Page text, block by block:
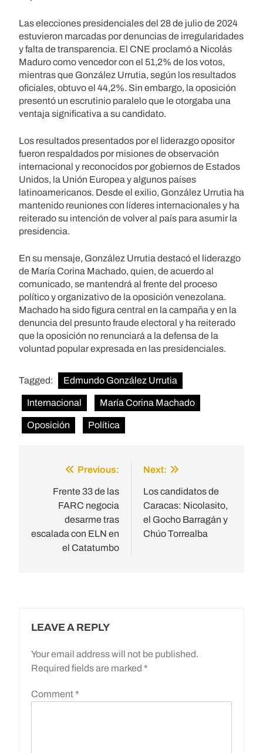
Las elecciones presidenciales del 28 de julio de 2024
estuvieron marcadas por denuncias de irregularidades
y falta de transparencia. El CNE proclamó a Nicolás
Maduro como vencedor con el 51,2% de los votos,
mientras que González Urrutia, según los resultados
oficiales, obtuvo el 44,2%. Sin embargo, la oposición
presentó un escrutinio paralelo que le otorgaba una
ventaja significativa a su candidato.
Los resultados presentados por el liderazgo opositor
fueron respaldados por misiones de observación
internacional y reconocidos por gobiernos de Estados
Unidos, la Unión Europea y algunos países
latinoamericanos. Desde el exilio, González Urrutia ha
mantenido reuniones con líderes internacionales y ha
reiterado su intención de volver al país para asumir la
presidencia.
En su mensaje, González Urrutia destacó el liderazgo
de María Corina Machado, quien, de acuerdo al
comunicado, se mantendrá al frente del proceso
político y organizativo de la oposición venezolana.
Machado ha sido figura central en la campaña y en la
denuncia del presunto fraude electoral y ha reiterado
que la oposición no renunciará a la defensa de la
voluntad popular expresada en las presidenciales.
Tagged: Edmundo González Urrutia
Internacional María Corina Machado
Oposición Política
navigation
Previous:
Frente 33 de las
FARC negocia
desarme tras
escalada con ELN en
el Catatumbo
Next:
Los candidatos de
Caracas: Nicolasito,
el Gocho Barragán y
Chúo Torrealba
LEAVE A REPLY
Your email address will not be published.
Required fields are marked *
Comment *